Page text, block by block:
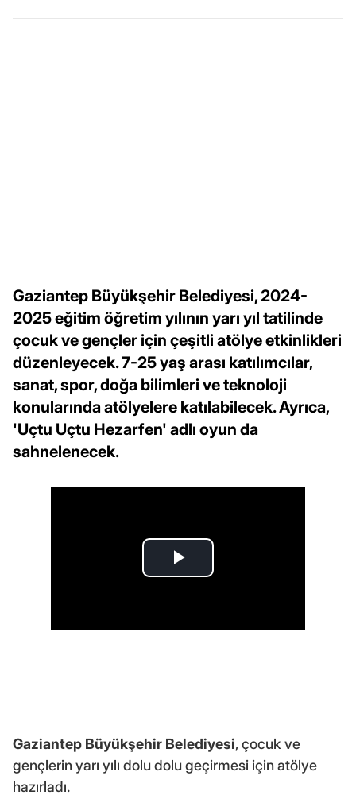
Gaziantep Büyükşehir Belediyesi, 2024-
2025 eğitim öğretim yılının yarı yıl tatilinde
çocuk ve gençler için çeşitli atölye etkinlikleri
düzenleyecek. 7-25 yaş arası katılımcılar,
sanat, spor, doğa bilimleri ve teknoloji
konularında atölyelere katılabilecek. Ayrıca,
'Uçtu Uçtu Hezarfen' adlı oyun da
sahnelenecek.
Gaziantep Büyükşehir Belediyesi, çocuk ve
gençlerin yarı yılı dolu dolu geçirmesi için atölye
hazırladı.